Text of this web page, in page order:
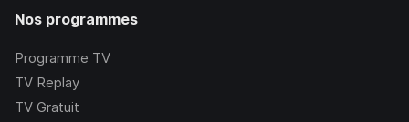
Nos programmes
Programme TV
TV Replay
TV Gratuit